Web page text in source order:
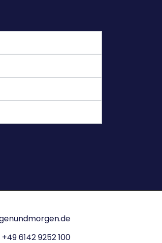
+49 6142 9252 100